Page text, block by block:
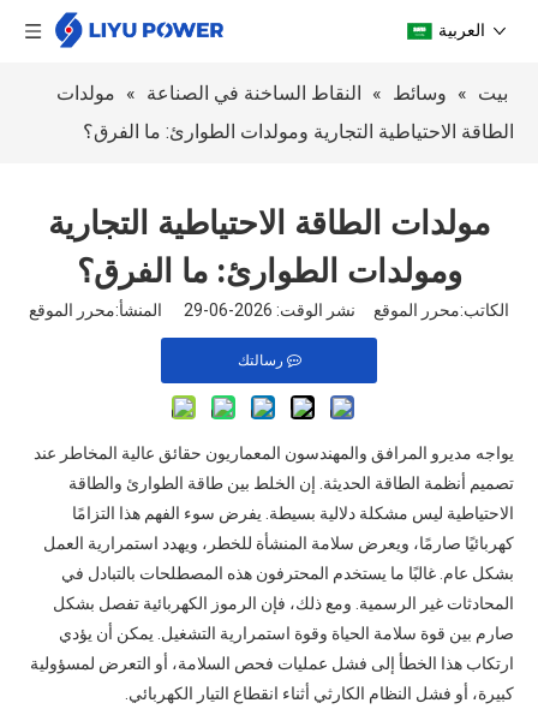
العربية
بيت » وسائط » النقاط الساخنة في الصناعة » مولدات
الطاقة الاحتياطية التجارية ومولدات الطوارئ: ما الفرق؟
مولدات الطاقة الاحتياطية التجارية
ومولدات الطوارئ: ما الفرق؟
الكاتب:محرر الموقع نشر الوقت: 2026-06-29 المنشأ: محرر الموقع
رسالتك
يواجه مديرو المرافق والمهندسون المعماريون حقائق عالية المخاطر عند
تصميم أنظمة الطاقة الحديثة. إن الخلط بين طاقة الطوارئ والطاقة
الاحتياطية ليس مشكلة دلالية بسيطة. يفرض سوء الفهم هذا التزامًا
كهربائيًا صارمًا، ويعرض سلامة المنشأة للخطر، ويهدد استمرارية العمل
بشكل عام. غالبًا ما يستخدم المحترفون هذه المصطلحات بالتبادل في
المحادثات غير الرسمية. ومع ذلك، فإن الرموز الكهربائية تفصل بشكل
صارم بين قوة سلامة الحياة وقوة استمرارية التشغيل. يمكن أن يؤدي
ارتكاب هذا الخطأ إلى فشل عمليات فحص السلامة، أو التعرض لمسؤولية
كبيرة، أو فشل النظام الكارثي أثناء انقطاع التيار الكهربائي.